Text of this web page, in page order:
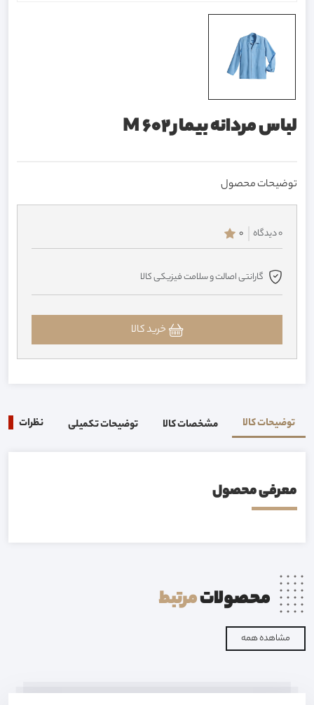
لباس مردانه بیمار M 602
توضیحات محصول
0 دیدگاه 0
گارانتی اصالت و سلامت فیزیکی کالا
خرید کالا
توضیحات کالا مشخصات کالا توضیحات تکمیلی نظرات
معرفی محصول
محصولاتمرتبط
مشاهده همه